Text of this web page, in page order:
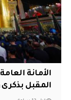
الأمانة
المقبل